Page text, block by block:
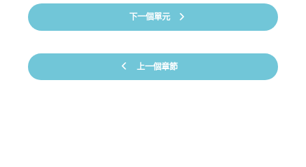
上一個章節
下一個單元